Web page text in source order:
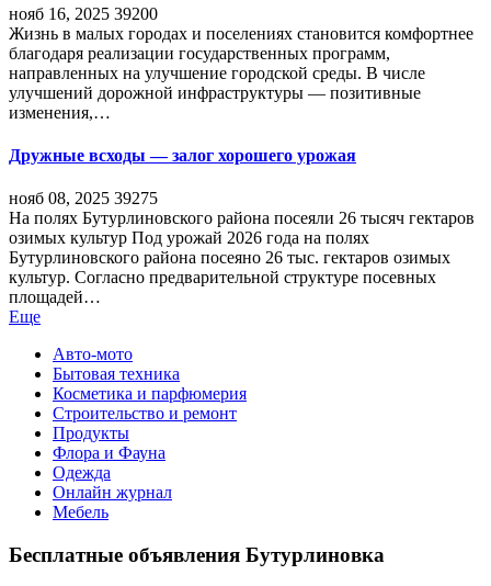
нояб 16, 2025 39200
Жизнь в малых городах и поселениях становится комфортнее
благодаря реализации государственных программ,
направленных на улучшение городской среды. В числе
улучшений дорожной инфраструктуры — позитивные
изменения,…
Дружные всходы — залог хорошего урожая
нояб 08, 2025 39275
На полях Бутурлиновского района посеяли 26 тысяч гектаров
озимых культур Под урожай 2026 года на полях
Бутурлиновского района посеяно 26 тыс. гектаров озимых
культур. Согласно предварительной структуре посевных
площадей…
Еще
Авто-мото
Бытовая техника
Косметика и парфюмерия
Строительство и ремонт
Продукты
Флора и Фауна
Одежда
Онлайн журнал
Мебель
Бесплатные объявления Бутурлиновка